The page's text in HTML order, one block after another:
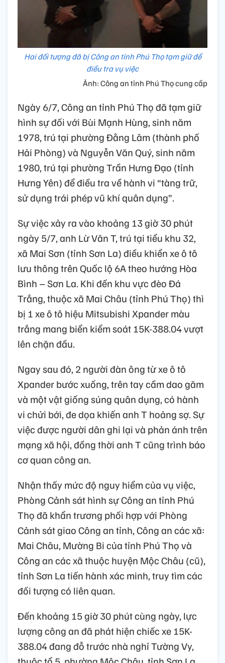
Hai đối tượng đã bị Công an tỉnh Phú Thọ tạm giữ để
điều tra vụ việc
Ảnh: Công an tỉnh Phú Thọ cung cấp
Ngày 6/7, Công an tỉnh Phú Thọ đã tạm giữ
hình sự đối với Bùi Mạnh Hùng, sinh năm
1978, trú tại phường Đằng Lâm (thành phố
Hải Phòng) và Nguyễn Văn Quý, sinh năm
1980, trú tại phường Trần Hưng Đạo (tỉnh
Hưng Yên) để điều tra về hành vi “tàng trữ,
sử dụng trái phép vũ khí quân dụng”.
Sự việc xảy ra vào khoảng 13 giờ 30 phút
ngày 5/7, anh Lừ Văn T, trú tại tiểu khu 32,
xã Mai Sơn (tỉnh Sơn La) điều khiển xe ô tô
lưu thông trên Quốc lộ 6A theo hướng Hòa
Bình – Sơn La. Khi đến khu vực đèo Đá
Trắng, thuộc xã Mai Châu (tỉnh Phú Thọ) thì
bị 1 xe ô tô hiệu Mitsubishi Xpander màu
trắng mang biển kiểm soát 15K-388.04 vượt
lên chặn đầu.
Ngay sau đó, 2 người đàn ông từ xe ô tô
Xpander bước xuống, trên tay cầm dao găm
và một vật giống súng quân dụng, có hành
vi chửi bới, đe dọa khiến anh T hoảng sợ. Sự
việc được người dân ghi lại và phản ánh trên
mạng xã hội, đồng thời anh T cũng trình báo
cơ quan công an.
Nhận thấy mức độ nguy hiểm của vụ việc,
Phòng Cảnh sát hình sự Công an tỉnh Phú
Thọ đã khẩn trương phối hợp với Phòng
Cảnh sát giao Công an tỉnh, Công an các xã:
Mai Châu, Mường Bi của tỉnh Phú Thọ và
Công an các xã thuộc huyện Mộc Châu (cũ),
tỉnh Sơn La tiến hành xác minh, truy tìm các
đối tượng có liên quan.
Đến khoảng 15 giờ 30 phút cùng ngày, lực
lượng công an đã phát hiện chiếc xe 15K-
388.04 đang đỗ trước nhà nghỉ Tường Vy,